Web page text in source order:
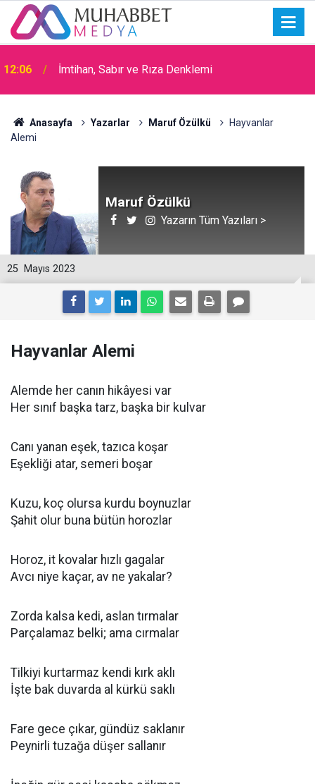
15:30 Okullarda Cami Açılması Laikliğe Aykırıymış!
Anasayfa Yazarlar Maruf Özülkü
Hayvanlar
Alemi
Maruf Özülkü
Yazarın Tüm Yazıları >
25 Mayıs 2023
Hayvanlar Alemi
Alemde her canın hikâyesi var
Her sınıf başka tarz, başka bir kulvar
Canı yanan eşek, tazıca koşar
Eşekliği atar, semeri boşar
Kuzu, koç olursa kurdu boynuzlar
Şahit olur buna bütün horozlar
Horoz, it kovalar hızlı gagalar
Avcı niye kaçar, av ne yakalar?
Zorda kalsa kedi, aslan tırmalar
Parçalamaz belki; ama cırmalar
Tilkiyi kurtarmaz kendi kırk aklı
İşte bak duvarda al kürkü saklı
Fare gece çıkar, gündüz saklanır
Peynirli tuzağa düşer sallanır